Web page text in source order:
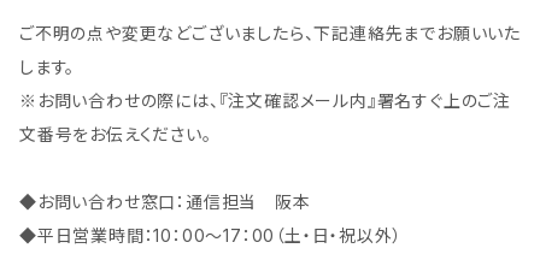
ご不明の点や変更などございましたら、下記連絡先までお願いいた
します。
※お問い合わせの際には、『注文確認メール内』署名すぐ上のご注
文番号をお伝えください。
◆お問い合わせ窓口：通信担当 阪本
◆平日営業時間：10：00～17：00（土・日・祝以外）